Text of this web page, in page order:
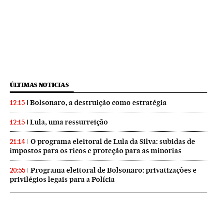
ÚLTIMAS NOTICIAS
12:15 Bolsonaro, a destruição como estratégia
12:15 Lula, uma ressurreição
21:14
O programa eleitoral de Lula da Silva: subidas de
impostos para os ricos e proteção para as minorias
20:55
Programa eleitoral de Bolsonaro: privatizações e
privilégios legais para a Polícia